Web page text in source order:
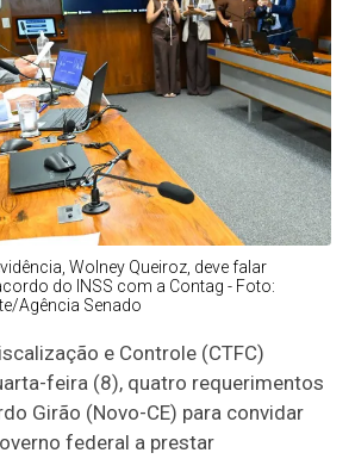
Wolney Queiroz, deve falar
do INSS com a Contag - Foto:
Agência Senado
e Controle (CTFC)
feira (8), quatro requerimentos
Girão (Novo-CE) para convidar
federal a prestar